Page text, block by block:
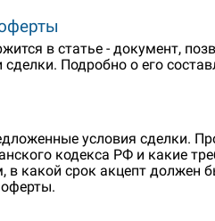
в статье - документ,
Подробно о его
условия сделки.
кодекса РФ и какие
какой срок акцепт должен